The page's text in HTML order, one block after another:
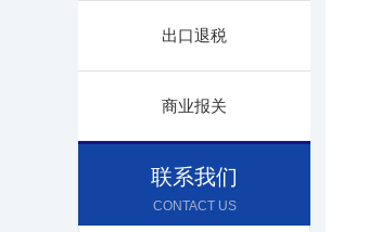
出口退税
商业报关
联系我们
CONTACT US